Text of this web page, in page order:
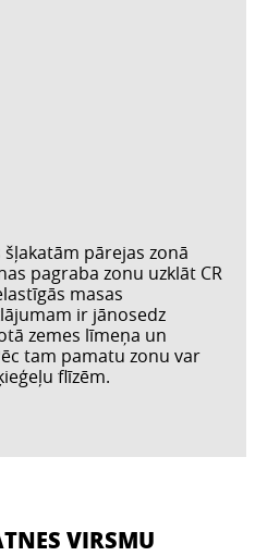
pārejas zonā
pagraba zonu uzklāt CR
masas
ir jānosedz
zemes līmeņa un
tam pamatu zonu var
flīzēm.
VIRSMU